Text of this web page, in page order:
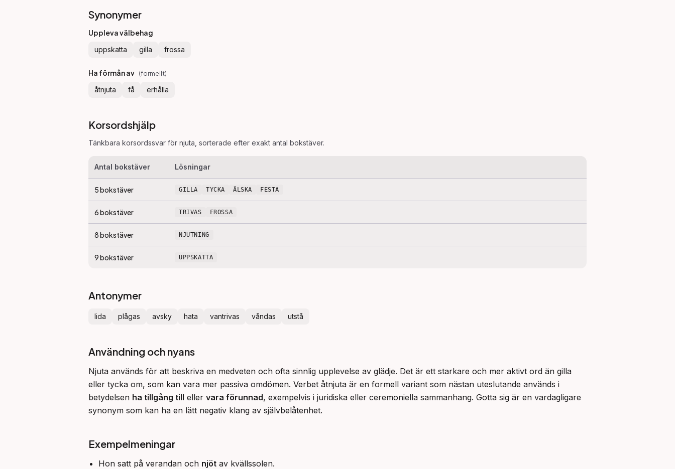
Synonymer
Uppleva välbehag
uppskatta gilla frossa
Ha förmån av (formellt)
åtnjuta få erhålla
Korsordshjälp
Tänkbara korsordssvar för njuta , sorterade efter exakt antal bokstäver.
Antal bokstäver Lösningar
5bokstäver GILLA TYCKA ÄLSKA FESTA
6bokstäver TRIVAS FROSSA
8bokstäver NJUTNING
9bokstäver UPPSKATTA
Antonymer
lida plågas avsky hata vantrivas våndas utstå
Användning och nyans
Njuta används för att beskriva en medveten och ofta sinnlig upplevelse av glädje. Det är ett starkare och mer aktivt ord än gilla
eller tycka om, som kan vara mer passiva omdömen. Verbet åtnjuta är en formell variant som nästan uteslutande används i
betydelsen ha tillgång till eller vara förunnad, exempelvis i juridiska eller ceremoniella sammanhang. Gotta sig är en vardagligare
synonym som kan ha en lätt negativ klang av självbelåtenhet.
Exempelmeningar
Hon satt på verandan och njöt av kvällssolen.